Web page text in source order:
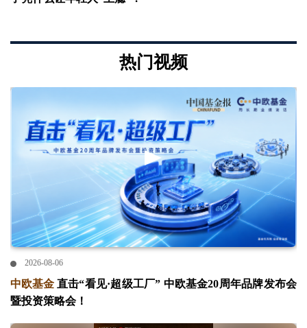
热门视频
2026-08-06
中欧基金 直击“看见·超级工厂” 中欧基金20周年品牌发布会
暨投资策略会！